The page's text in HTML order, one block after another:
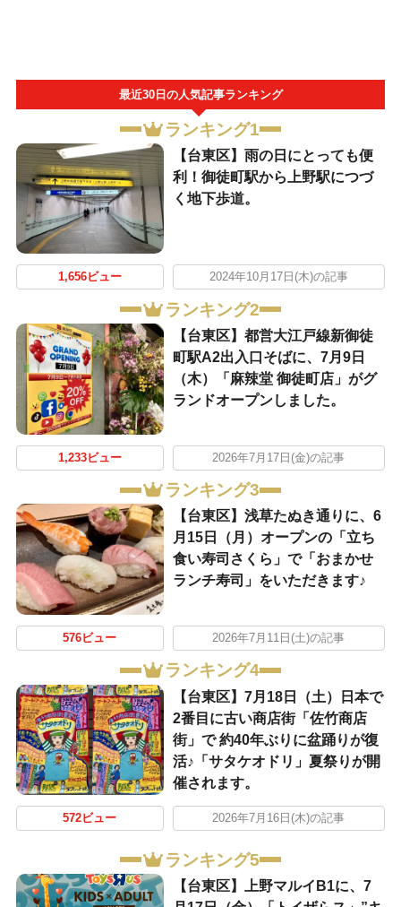
最近30日の人気記事ランキング
ランキング1
【台東区】雨の日にとっても便
利！御徒町駅から上野駅につづ
く地下歩道。
1,656ビュー 2024年10月17日(木)の記事
ランキング2
【台東区】都営大江戸線新御徒
町駅A2出入口そばに、7月9日
（木）「麻辣堂 御徒町店」がグ
ランドオープンしました。
1,233ビュー 2026年7月17日(金)の記事
ランキング3
【台東区】浅草たぬき通りに、6
月15日（月）オープンの「立ち
食い寿司さくら」で「おまかせ
ランチ寿司」をいただきます♪
576ビュー 2026年7月11日(土)の記事
ランキング4
【台東区】7月18日（土）日本で
2番目に古い商店街「佐竹商店
街」で 約40年ぶりに盆踊りが復
活♪「サタケオドリ」夏祭りが開
催されます。
572ビュー 2026年7月16日(木)の記事
ランキング5
【台東区】上野マルイB1に、7